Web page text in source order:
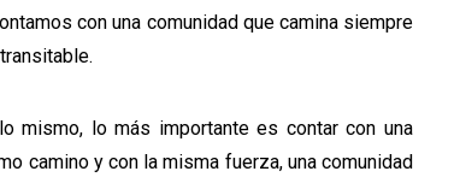
con una comunidad que camina siempre
mismo, lo más importante es contar con una
camino y con la misma fuerza, una comunidad